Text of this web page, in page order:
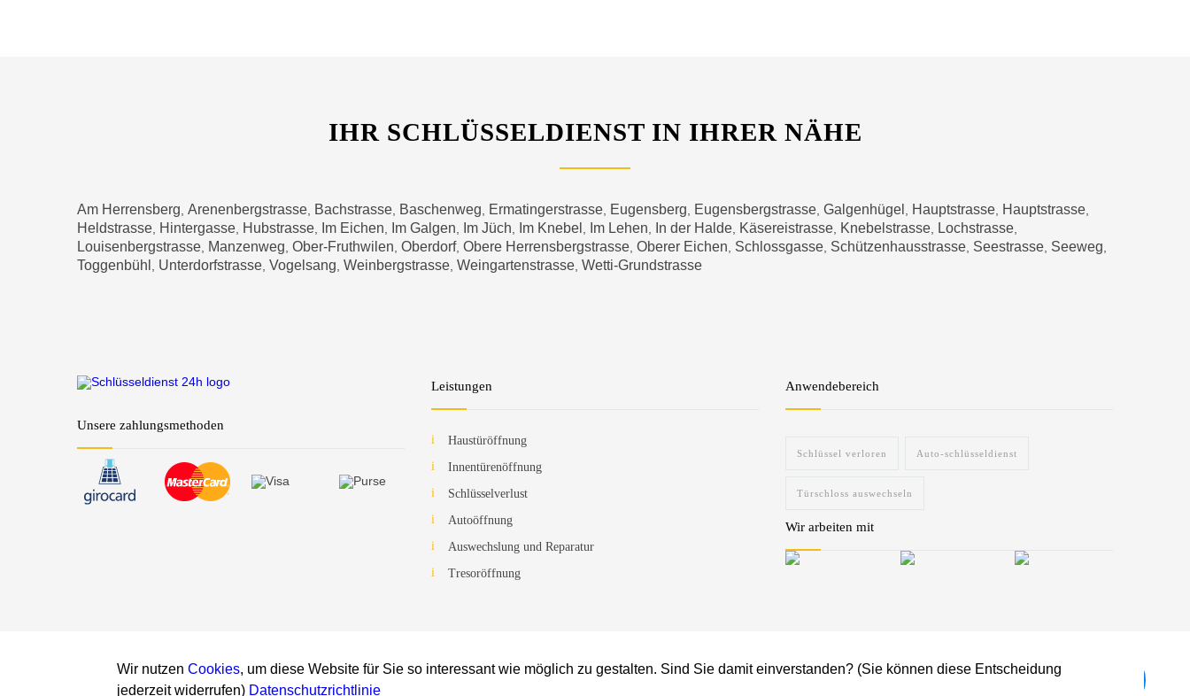
IHR SCHLÜSSELDIENST IN IHRER NÄHE
Am Herrensberg Arenenbergstrasse Bachstrasse Baschenweg Ermatingerstrasse Eugensberg Eugensbergstrasse Galgenhügel Hauptstrasse Hauptstrasse
Heldstrasse Hintergasse Hubstrasse Im Eichen Im Galgen Im Jüch Im Knebel Im Lehen In der Halde Käsereistrasse Knebelstrasse Lochstrasse
Louisenbergstrasse Manzenweg Ober-Fruthwilen Oberdorf, Obere Herrensbergstrasse Oberer Eichen Schlossgasse Schützenhausstrasse Seestrasse Seeweg
Toggenbühl Unterdorfstrasse Vogelsang Weinbergstrasse Weingartenstrasse Wetti-Grundstrasse
Unsere zahlungsmethoden
Leistungen
Haustüröffnung
Innentürenöffnung
Schlüsselverlust
Autoöffnung
Auswechslung und Reparatur
Tresoröffnung
Anwendebereich
Schlüssel verloren Auto-schlüsseldienst
Türschloss auswechseln
Wir arbeiten mit
Warning: date(): Invalid date.timezone value 'Europe/Frankfurt', we selected the timezone 'UTC' for now. in/home/hostarm1/schluesseldienst24h.ch/common/parts/footer.phpon line74
Wir nutzen Cookies, um diese Website für Sie so interessant wie möglich zu gestalten. Sind Sie damit einverstanden? (Sie können diese Entscheidung
jederzeit widerrufen) Datenschutzrichtlinie